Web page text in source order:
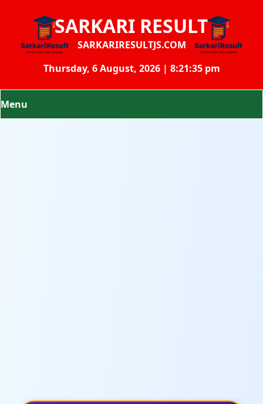
SARKARI RESULT
SARKARIRESULTJS.COM
Thursday, 6 August, 2026 | 8:21:35 pm
Menu